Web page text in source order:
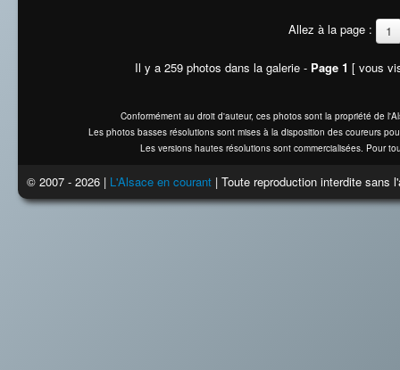
Allez à la page : 1
Il y a 259 photos dans la galerie - Page 1 [ vous
Conformément au droit d'auteur, ces photos sont la propriété de
Les photos basses résolutions sont mises à la disposition des coureurs
Les versions hautes résolutions sont commercialisées. Pour
© 2007 - 2026 | L'Alsace en courant | Toute reproduction interdite sans